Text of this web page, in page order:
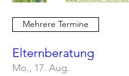
Mehrere Termine
Elternberatung
Mo., 17. Aug.